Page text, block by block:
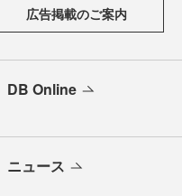
広告掲載のご案内
DB Online
ニュース